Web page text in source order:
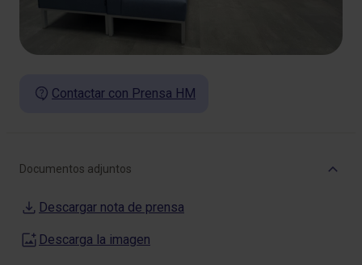
Contactar con Prensa HM
Documentos adjuntos
Descargar nota de prensa
Descarga la imagen